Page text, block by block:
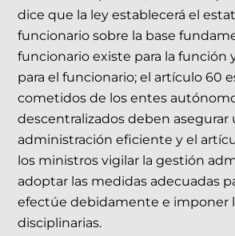
dice que la ley establecerá el
funcionario sobre la base
funcionario existe para la función
para el funcionario; el artículo 60
cometidos de los entes
descentralizados deben asegurar
administración eficiente y el
los ministros vigilar la gestión
adoptar las medidas adecuadas
efectúe debidamente e imponer
disciplinarias.